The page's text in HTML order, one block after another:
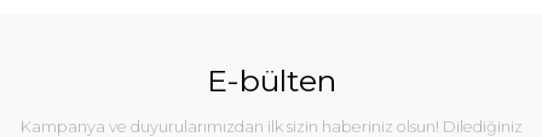
E-bülten
Kampanya ve duyurularımızdan ilk sizin haberiniz olsun! Dilediğiniz